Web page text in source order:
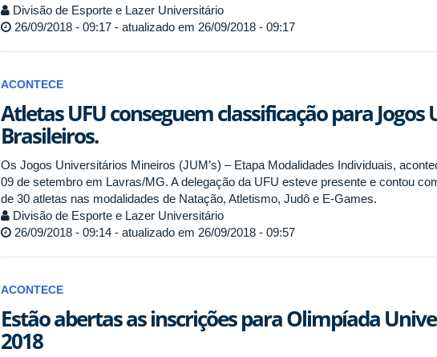
Divisão de Esporte e Lazer Universitário
26/09/2018 - 09:17 - atualizado em 26/09/2018 - 09:17
ACONTECE
Atletas UFU conseguem classificação para
Brasileiros.
Os Jogos Universitários Mineiros (JUM’s) – Etapa Modalidades Individuais,
09 de setembro em Lavras/MG. A delegação da UFU esteve presente e contou
de 30 atletas nas modalidades de Natação, Atletismo, Judô e E-Games.
Divisão de Esporte e Lazer Universitário
26/09/2018 - 09:14 - atualizado em 26/09/2018 - 09:57
ACONTECE
Estão abertas as inscrições para Olimpíada
2018